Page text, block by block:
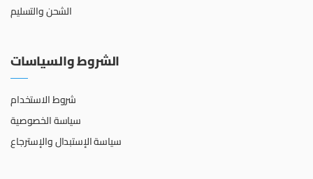
الشحن والتسليم
الشروط والسياسات
شروط الاستخدام
سياسة الخصوصية
سياسة الإستبدال والإسترجاع